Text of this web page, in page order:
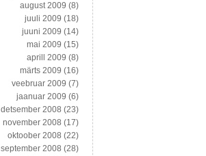
august 2009 (8)
juuli 2009 (18)
juuni 2009 (14)
mai 2009 (15)
aprill 2009 (8)
märts 2009 (16)
veebruar 2009 (7)
jaanuar 2009 (6)
detsember 2008 (23)
november 2008 (17)
oktoober 2008 (22)
september 2008 (28)